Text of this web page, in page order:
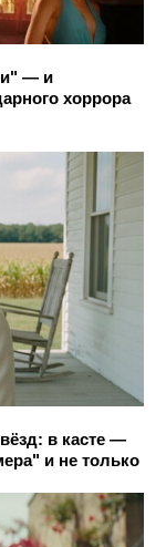
— и
хоррора
в касте —
и не только